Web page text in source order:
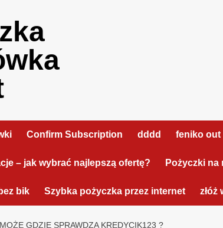
Confirm Subscription dddd feniko out
– jak wybrać najlepszą ofertę? Pożyczki na
bik Szybka pożyczka przez internet złóż
GDZIE SPRAWDZA KREDYCIK123 ?